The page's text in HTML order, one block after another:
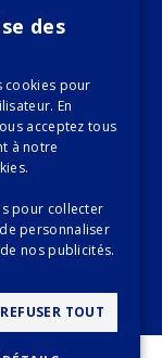
en
peut
pas
des
cookies pour
En
acceptez tous
à notre
pour collecter
personnaliser
nos publicités.
REFUSER TOUT